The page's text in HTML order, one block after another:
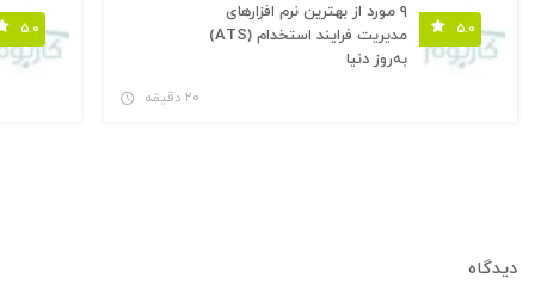
۵.۰
۹ مورد از بهترین نرم افزارهای
مدیریت فرایند استخدام (ATS)
به‌روز دنیا
۲۰ دقیقه
۵.۰
دیدگاه